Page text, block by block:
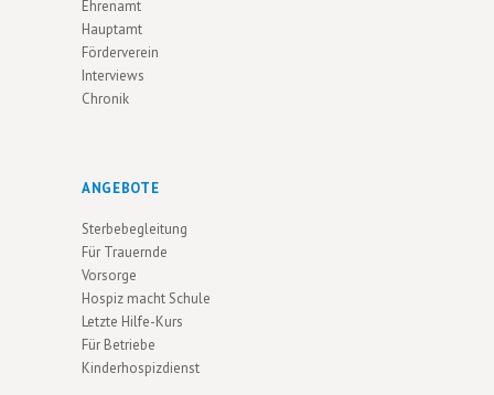
Ehrenamt
Hauptamt
Förderverein
Interviews
Chronik
ANGEBOTE
Sterbebegleitung
Für Trauernde
Vorsorge
Hospiz macht Schule
Letzte Hilfe-Kurs
Für Betriebe
Kinderhospizdienst